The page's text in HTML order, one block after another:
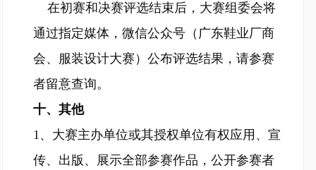
在初赛和决赛评选结束后，大赛组委会将
通过指定媒体，微信公众号（广东鞋业厂商
会、服装设计大赛）公布评选结果，请参赛
者留意查询。
十、其他
1、大赛主办单位或其授权单位有权应用、宣
传、出版、展示全部参赛作品，公开参赛者